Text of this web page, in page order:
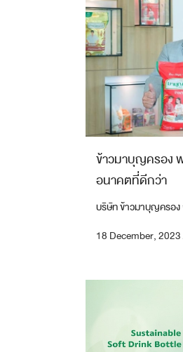
ข้าวมาบุญครอง
อนาคตที่ดีกว่า
บริษัท ข้าวมาบุญครอง
18 December, 2023